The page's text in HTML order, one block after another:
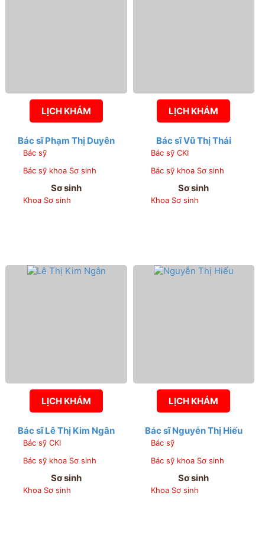
LỊCH KHÁM
Bác sĩ Phạm Thị Duyên
Bác sỹ
Bác sỹ khoa Sơ sinh
Sơ sinh
Khoa Sơ sinh
LỊCH KHÁM
Bác sĩ Vũ Thị Thái
Bác sỹ CKI
Bác sỹ khoa Sơ sinh
Sơ sinh
Khoa Sơ sinh
LỊCH KHÁM
Bác sĩ Lê Thị Kim Ngân
Bác sỹ CKI
Bác sỹ khoa Sơ sinh
Sơ sinh
Khoa Sơ sinh
LỊCH KHÁM
Bác sĩ Nguyễn Thị Hiếu
Bác sỹ
Bác sỹ khoa Sơ sinh
Sơ sinh
Khoa Sơ sinh